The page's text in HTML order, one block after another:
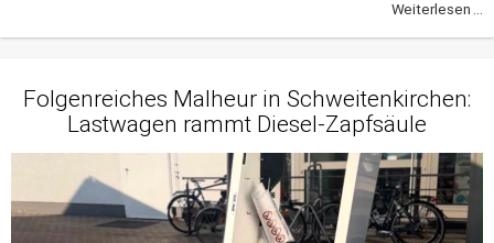
Weiterlesen ...
Folgenreiches Malheur in Schweitenkirchen:
Lastwagen rammt Diesel-Zapfsäule